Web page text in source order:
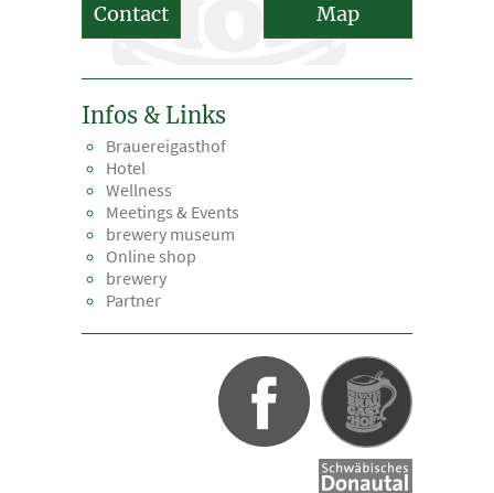
Contact Map
Infos & Links
Brauereigasthof
Hotel
Wellness
Meetings & Events
brewery museum
Online shop
brewery
Partner